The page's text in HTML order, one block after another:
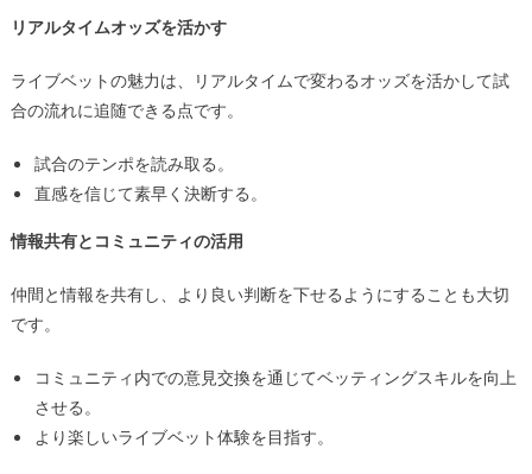
リアルタイムオッズを活かす
ライブベットの魅力は、リアルタイムで変わるオッズを活かして試
合の流れに追随できる点です。
試合のテンポを読み取る。
直感を信じて素早く決断する。
情報共有とコミュニティの活用
仲間と情報を共有し、より良い判断を下せるようにすることも大切
です。
コミュニティ内での意見交換を通じてベッティングスキルを向上
させる。
より楽しいライブベット体験を目指す。